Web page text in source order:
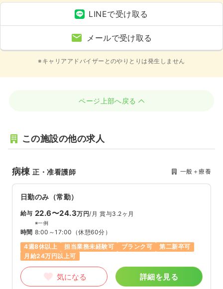
LINEで受け取る
メールで受け取る
※キャリアアドバイザーとのやりとりは発生しません
ページ上部へ戻る
この施設の他の求人
病棟正・准看護師 一般＋療養
日勤のみ（常勤）
給与 22.6〜24.3万円/月 賞与3.2ヶ月
※一例
時間 8:00～17:00 （休憩60分）
4週8休以上
担当業務未経験可 ブランク可
第二新卒可
月給24万円以上可
気になる 詳細を見る